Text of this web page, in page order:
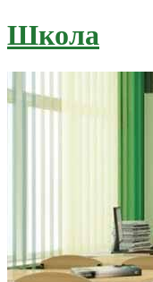
Школа